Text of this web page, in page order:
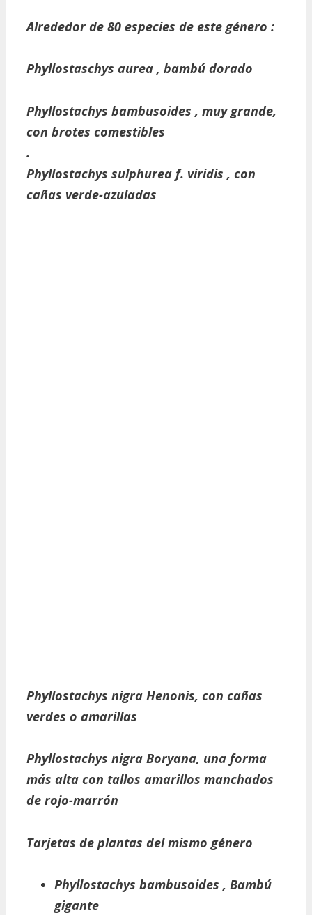
Alrededor de 80 especies de este género :
Phyllostaschys aurea , bambú dorado
Phyllostachys bambusoides , muy grande,
con brotes comestibles
.
Phyllostachys sulphurea f. viridis , con
cañas verde-azuladas
Phyllostachys nigra Henonis, con cañas
verdes o amarillas
Phyllostachys nigra Boryana, una forma
más alta con tallos amarillos manchados
de rojo-marrón
Tarjetas de plantas del mismo género
Phyllostachys bambusoides , Bambú
gigante